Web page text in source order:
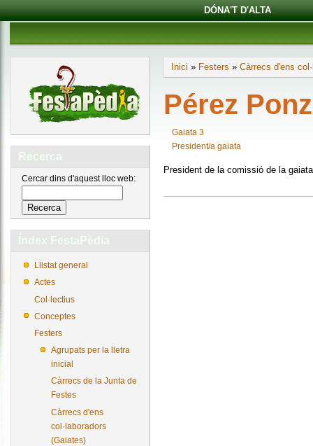
DÓNA'T D'ALTA
Recerca
Cercar dins d'aquest lloc web:
Índex FestaPèdia
Llistat general
Actes
Col·lectius
Conceptes
Festers
Agrupats per la lletra
inicial
Càrrecs de la Junta de
Festes
Càrrecs d'ens
col·laboradors
(Gaiates)
Inici » Festers » Càrrecs d'ens
Pérez
Gaiata 3
President/a gaiata
President de la comissió de la